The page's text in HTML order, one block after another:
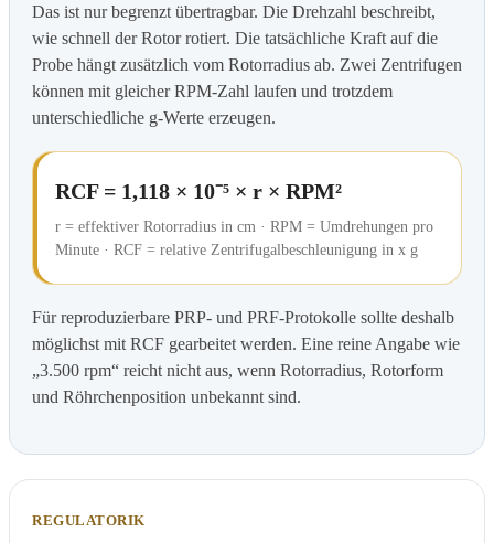
Das ist nur begrenzt übertragbar. Die Drehzahl beschreibt,
wie schnell der Rotor rotiert. Die tatsächliche Kraft auf die
Probe hängt zusätzlich vom Rotorradius ab. Zwei Zentrifugen
können mit gleicher RPM-Zahl laufen und trotzdem
unterschiedliche g-Werte erzeugen.
RCF = 1,118 × 10⁻⁵ × r × RPM²
r = effektiver Rotorradius in cm · RPM = Umdrehungen pro
Minute · RCF = relative Zentrifugalbeschleunigung in x g
Für reproduzierbare PRP- und PRF-Protokolle sollte deshalb
möglichst mit RCF gearbeitet werden. Eine reine Angabe wie
„3.500 rpm“ reicht nicht aus, wenn Rotorradius, Rotorform
und Röhrchenposition unbekannt sind.
REGULATORIK